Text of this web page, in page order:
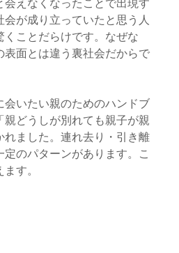
えなくなったことで出現す
が成り立っていたと思う人
ことだらけです。なぜな
表面とは違う裏社会だからで
会いたい親のためのハンドブ
親どうしが別れても親子が親
れました。連れ去り・引き離
定のパターンがあります。こ
す。